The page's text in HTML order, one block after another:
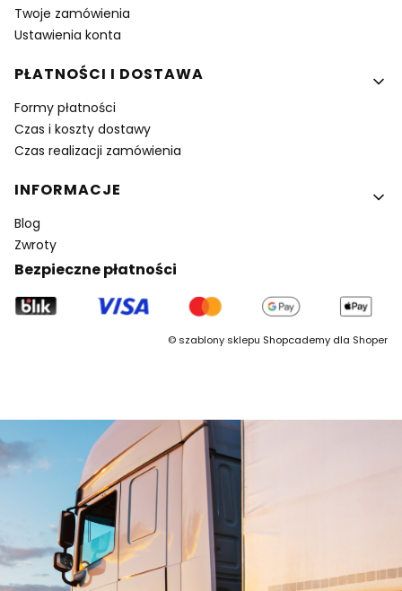
Twoje zamówienia
Ustawienia konta
PŁATNOŚCI I DOSTAWA
Formy płatności
Czas i koszty dostawy
Czas realizacji zamówienia
INFORMACJE
Blog
Zwroty
Bezpieczne płatności
©szablony sklepu Shopcademy dla Shoper